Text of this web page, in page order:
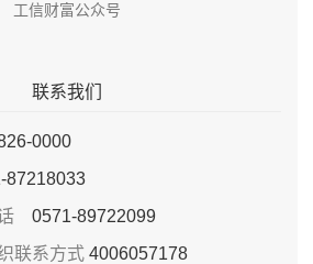
工信财富公众号
联系我们
0000
0571-89722099
联系方式4006057178